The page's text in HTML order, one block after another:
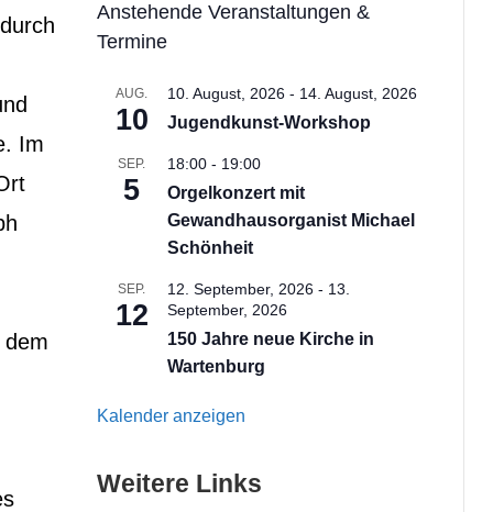
Im
Anstehende Veranstaltungen &
Termine
AUG.
10
10. August, 2026- 14. August, 2026
Jugendkunst-Workshop
SEP.
5
18:00- 19:00
Orgelkonzert mit
Gewandhausorganist Michael
Schönheit
SEP.
12
12. September, 2026- 13.
September, 2026
150 Jahre neue Kirche in
Wartenburg
Kalender anzeigen
Weitere Links